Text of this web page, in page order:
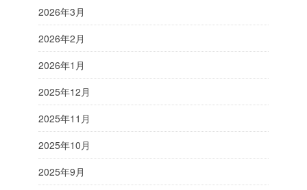
2026年3月
2026年2月
2026年1月
2025年12月
2025年11月
2025年10月
2025年9月